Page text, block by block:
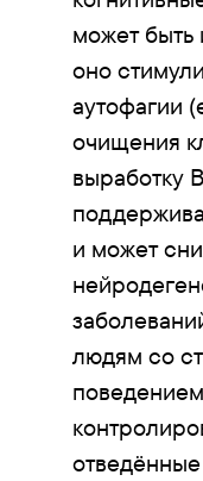
может быть
оно
аутофагии
очищения
выработку
и может
людям со